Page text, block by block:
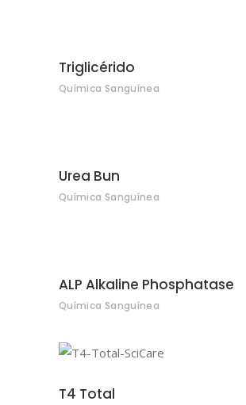
Triglicérido
Química Sanguínea
Urea Bun
Química Sanguínea
ALP Alkaline Phosphatase
Química Sanguínea
T4 Total